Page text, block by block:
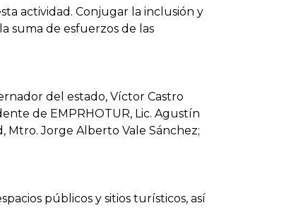
actividad. Conjugar la inclusión y
suma de esfuerzos de las
del estado, Víctor Castro
de EMPRHOTUR, Lic. Agustín
Mtro. Jorge Alberto Vale Sánchez;
públicos y sitios turísticos, así